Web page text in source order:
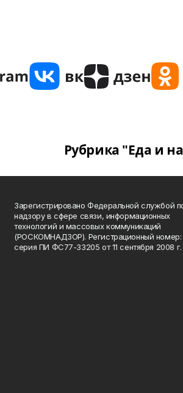
Рубрика "Еда и
Зарегистрировано Федеральной службой
надзору в сфере связи, информационных
технологий и массовых коммуникаций
(РОСКОМНАДЗОР). Регистрационный номер:
серия ПИ ФС77-33205 от 11 сентября 2008 г.